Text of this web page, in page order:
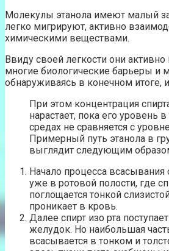
Молекулы этанола имеют малый
легко мигрируют, активно
химическими веществами.
Ввиду своей легкости они
многие биологические барьеры и
обнаруживаясь в конечном итоге,
При этом концентрация
нарастает, пока его уровень
средах не сравняется с
Примерный путь этанола в
выглядит следующим
Начало процесса всасывания
уже в ротовой полости, где
поглощается тонкой
проникает в кровь.
Далее спирт изо рта
желудок. Но наибольшая
всасывается в тонком и